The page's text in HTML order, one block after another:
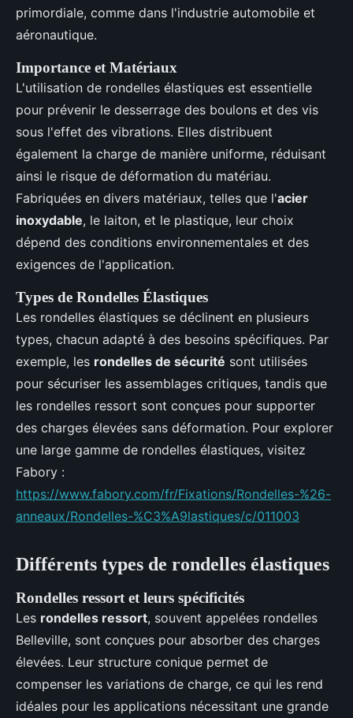
primordiale, comme dans l'industrie automobile et
aéronautique.
Importance et Matériaux
L'utilisation de rondelles élastiques est essentielle
pour prévenir le desserrage des boulons et des vis
sous l'effet des vibrations. Elles distribuent
également la charge de manière uniforme, réduisant
ainsi le risque de déformation du matériau.
Fabriquées en divers matériaux, telles que l'acier
inoxydable, le laiton, et le plastique, leur choix
dépend des conditions environnementales et des
exigences de l'application.
Types de Rondelles Élastiques
Les rondelles élastiques se déclinent en plusieurs
types, chacun adapté à des besoins spécifiques. Par
exemple, les rondelles de sécurité sont utilisées
pour sécuriser les assemblages critiques, tandis que
les rondelles ressort sont conçues pour supporter
des charges élevées sans déformation. Pour explorer
une large gamme de rondelles élastiques, visitez
Fabory :
https://www.fabory.com/fr/Fixations/Rondelles-%26-
anneaux/Rondelles-%C3%A9lastiques/c/011003
Différents types de rondelles élastiques
Rondelles ressort et leurs spécificités
Les rondelles ressort, souvent appelées rondelles
Belleville, sont conçues pour absorber des charges
élevées. Leur structure conique permet de
compenser les variations de charge, ce qui les rend
idéales pour les applications nécessitant une grande